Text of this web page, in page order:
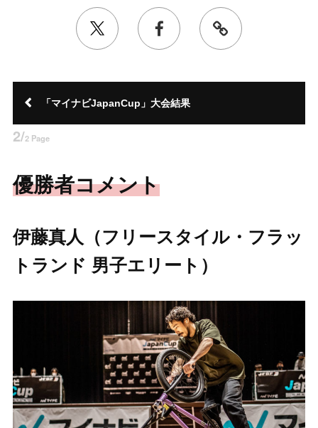
「マイナビJapanCup」大会結果
2/2 Page
優勝者コメント
伊藤真人（フリースタイル・フラッ
トランド 男子エリート）